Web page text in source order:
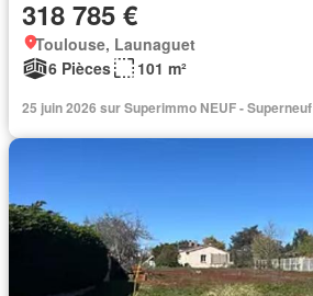
318 785 €
Toulouse, Launaguet
6 Pièces
101 m²
25 juin 2026 sur Superimmo NEUF - Superneuf